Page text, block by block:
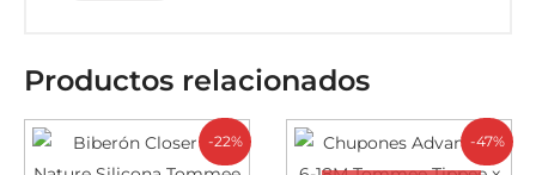
Productos relacionados
-22% -47%